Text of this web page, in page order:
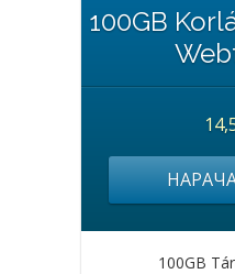
100GB
100GB